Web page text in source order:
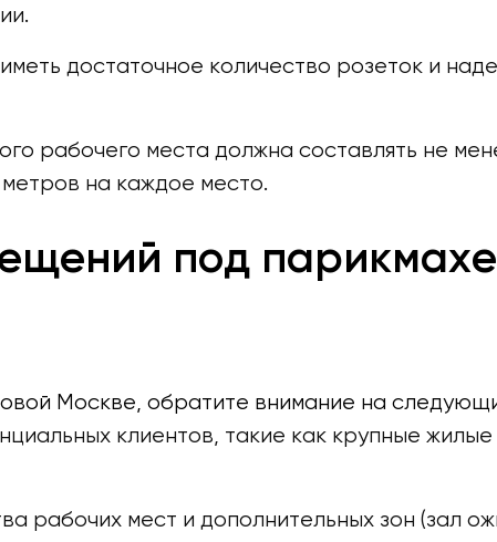
достаточное количество розеток и
рабочего места должна составлять не
на каждое место.
под
Москве, обратите внимание на
клиентов, такие как крупные
рабочих мест и дополнительных зон (зал